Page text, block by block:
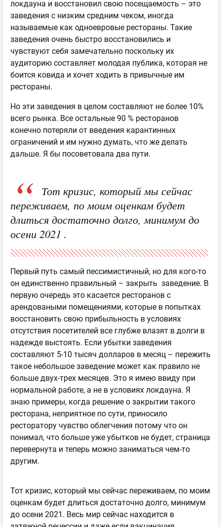
локдауна и восстановил свою посещаемость – это
заведения с низким средним чеком, иногда
называемые как одноевровые рестораны. Такие
заведения очень быстро восстановились и
чувствуют себя замечательно поскольку их
аудиторию составляет молодая публика, которая не
боится ковида и хочет ходить в привычные им
рестораны.
Но эти заведения в целом составляют не более 10%
всего рынка. Все остальные 90 % ресторанов
конечно потеряли от введения карантинных
ограничений и им нужно думать, что же делать
дальше. Я бы посоветовала два пути.
Тот кризис, который мы сейчас
переживаем, по моим оценкам будет
длиться достаточно долго, минимум до
осени 2021 .
Первый путь самый пессимистичный, но для кого-то
он единственно правильный – закрыть заведение. В
первую очередь это касается ресторанов с
арендоваными помещениями, которые в попытках
восстановить свою прибыльность в условиях
отсутствия посетителей все глубже влазят в долги в
надежде выстоять. Если убытки заведения
составляют 5-10 тысяч долларов в месяц – пережить
такое небольшое заведение может как правило не
больше двух-трех месяцев. Это я имею ввиду при
нормальной работе, а не в условиях локдауна. Я
знаю примеры, когда решение о закрытии такого
ресторана, неприятное по сути, приносило
ресторатору чувство облегчения потому что он
понимал, что больше уже убытков не будет, страница
перевернута и теперь можно заниматься чем-то
другим.
Тот кризис, который мы сейчас переживаем, по моим
оценкам будет длиться достаточно долго, минимум
до осени 2021. Весь мир сейчас находится в